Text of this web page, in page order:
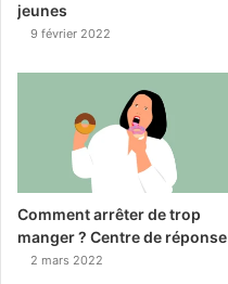
jeunes
9 février 2022
Comment arrêter de trop
manger ? Centre de réponse
2 mars 2022